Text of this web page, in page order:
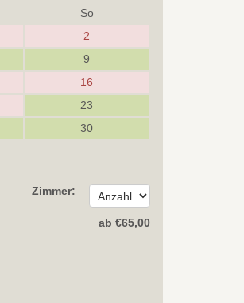
So
2
9
16
23
30
Zimmer:
ab €65,00